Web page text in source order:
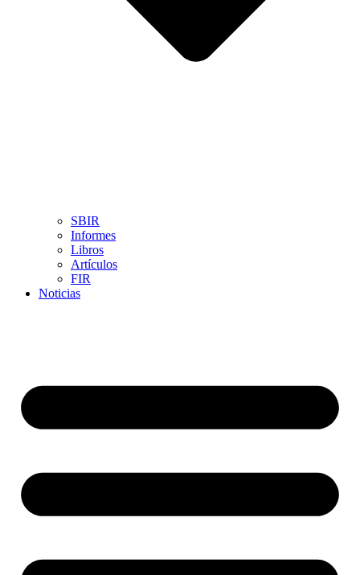
SBIR
Informes
Libros
Artículos
FIR
Noticias